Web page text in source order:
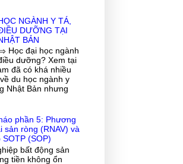
NGÀNH Y TÁ,
DƯỠNG TẠI
BẢN
Học đại học ngành
dưỡng? Xem tại
đã có khá nhiều
du học ngành y
Nhật Bản nhưng
phần 5: Phương
sản ròng (RNAV) và
(SOP)
bất động sản
tiền không ổn